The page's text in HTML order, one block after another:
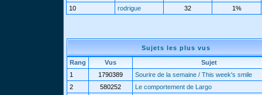
10
rodrigue 32 1%
Sujets les plus vus
Rang Vus
Sujet
1
1790389
Sourire de la semaine / This week's smile
2
580252 Le comportement de Largo